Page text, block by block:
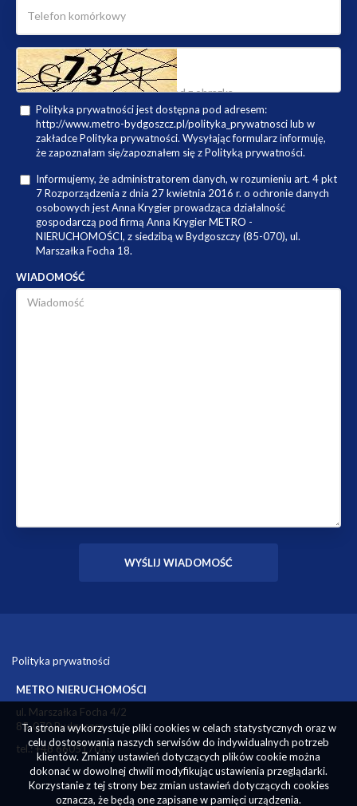
Polityka prywatności jest dostępna pod adresem:
http://www.metro-bydgoszcz.pl/polityka_prywatnosci lub w
zakładce Polityka prywatności. Wysyłając formularz informuję,
że zapoznałam się/zapoznałem się z Polityką prywatności.
Informujemy, że administratorem danych, w rozumieniu art. 4 pkt
7 Rozporządzenia z dnia 27 kwietnia 2016 r. o ochronie danych
osobowych jest Anna Krygier prowadząca działalność
gospodarczą pod firmą Anna Krygier METRO -
NIERUCHOMOŚCI, z siedzibą w Bydgoszczy (85-070), ul.
Marszałka Focha 18.
WIADOMOŚĆ
Polityka prywatności
METRO NIERUCHOMOŚCI
ul. Marszałka Focha 4/2
85-070 Bydgoszcz
tel.: +48 660517013
Ta strona wykorzystuje pliki cookies w celach statystycznych oraz w
celu dostosowania naszych serwisów do indywidualnych potrzeb
klientów. Zmiany ustawień dotyczących plików cookie można
dokonać w dowolnej chwili modyfikując ustawienia przeglądarki.
Korzystanie z tej strony bez zmian ustawień dotyczących cookies
oznacza, że będą one zapisane w pamięci urządzenia.